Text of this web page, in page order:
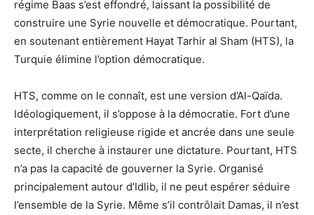
régime Baas s’est effondré, laissant la possibilité de
construire une Syrie nouvelle et démocratique. Pourtant,
en soutenant entièrement Hayat Tarhir al Sham (HTS), la
Turquie élimine l’option démocratique.
HTS, comme on le connaît, est une version d’Al-Qaïda.
Idéologiquement, il s’oppose à la démocratie. Fort d’une
interprétation religieuse rigide et ancrée dans une seule
secte, il cherche à instaurer une dictature. Pourtant, HTS
n’a pas la capacité de gouverner la Syrie. Organisé
principalement autour d’Idlib, il ne peut espérer séduire
l’ensemble de la Syrie. Même s’il contrôlait Damas, il n’est